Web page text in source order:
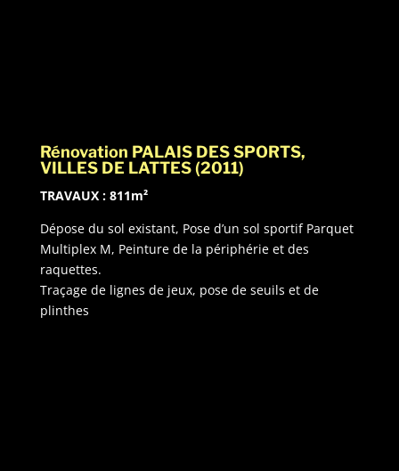
Rénovation PALAIS DES SPORTS,
VILLES DE LATTES (2011)
TRAVAUX : 811m²
Dépose du sol existant, Pose d’un sol sportif Parquet
Multiplex M, Peinture de la périphérie et des
raquettes.
Traçage de lignes de jeux, pose de seuils et de
plinthes